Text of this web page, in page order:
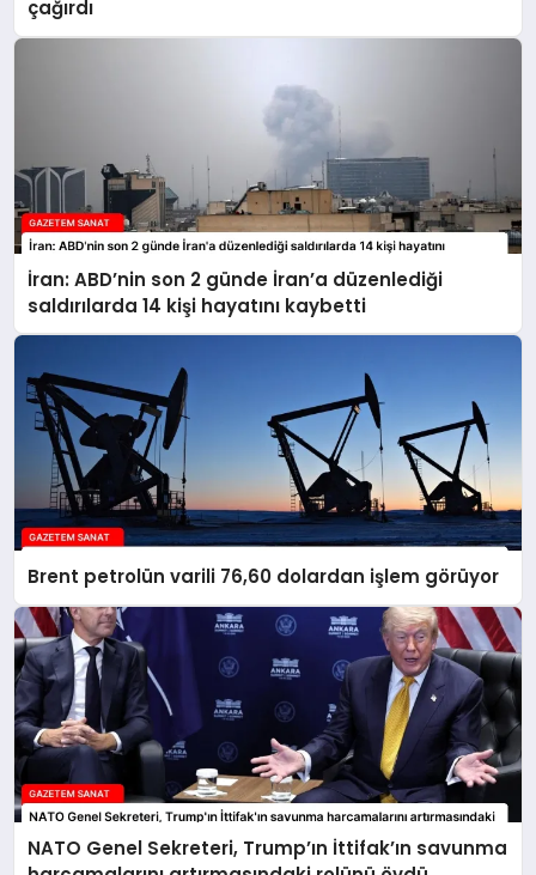
çağırdı
İran: ABD’nin son 2 günde İran’a düzenlediği
saldırılarda 14 kişi hayatını kaybetti
Brent petrolün varili 76,60 dolardan işlem görüyor
NATO Genel Sekreteri, Trump’ın İttifak’ın savunma